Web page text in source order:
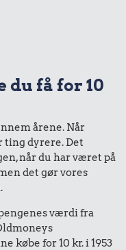
du få for 10
årene. Når
ting dyrere. Det
når du har været på
det gør vores
værdi fra
købe for 10 kr. i 1953